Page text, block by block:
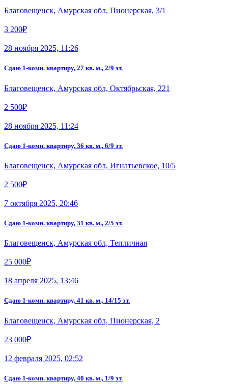
Благовещенск, Амурская обл, Пионерская, 3/1
3 200₽
28 ноября 2025, 11:26
Сдаю 1-комн. квартиру, 27 кв. м., 2/9 эт.
Благовещенск, Амурская обл, Октябрьская, 221
2 500₽
28 ноября 2025, 11:24
Сдаю 1-комн. квартиру, 36 кв. м., 6/9 эт.
Благовещенск, Амурская обл, Игнатьевское, 10/5
2 500₽
7 октября 2025, 20:46
Сдаю 1-комн. квартиру, 31 кв. м., 2/5 эт.
Благовещенск, Амурская обл, Тепличная
25 000₽
18 апреля 2025, 13:46
Сдаю 1-комн. квартиру, 41 кв. м., 14/15 эт.
Благовещенск, Амурская обл, Пионерская, 2
23 000₽
12 февраля 2025, 02:52
Сдаю 1-комн. квартиру, 40 кв. м., 1/9 эт.